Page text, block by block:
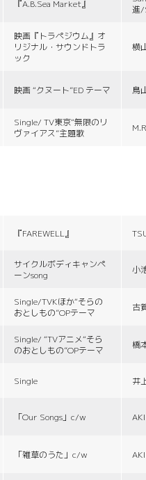
『A.B.Sea Market』
進/
映画『トラペジウム』オ
リジナル・サウンドトラ
ック
横
映画 “クヌート”ED テーマ 鳥
Single/ TV東京“無限のリ
ヴァイアス”主題歌
『FAREWELL』
サイクルボディキャンペ
ーンsong
小
Single/TVKほか“そらの
おとしもの”OPテーマ
古
Single/ “TVアニメ“そら
のおとしもの”OPテーマ
橋
Single 井
「Our Songs」c/w
「雑草のうた」c/w